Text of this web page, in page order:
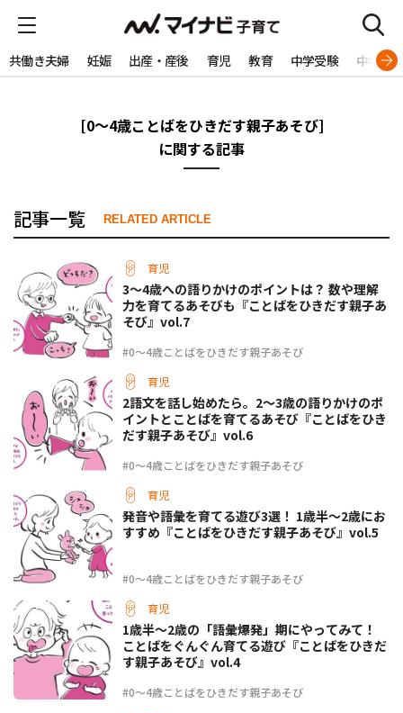
共働き夫婦 妊娠 出産・産後 育児 教育 中学受験 中学生
[0～4歳ことばをひきだす親子あそび]
に関する記事
記事一覧 RELATED ARTICLE
育児
#0～4歳ことばをひきだす親子あそび
3～4歳への語りかけのポイントは？ 数や理解
力を育てるあそびも『ことばをひきだす親子あ
そび』vol.7
育児
#0～4歳ことばをひきだす親子あそび
2語文を話し始めたら。2～3歳の語りかけのポ
イントとことばを育てるあそび『ことばをひき
だす親子あそび』vol.6
育児
#0～4歳ことばをひきだす親子あそび
発音や語彙を育てる遊び3選！ 1歳半～2歳にお
すすめ『ことばをひきだす親子あそび』vol.5
育児
#0～4歳ことばをひきだす親子あそび
1歳半～2歳の「語彙爆発」期にやってみて！
ことばをぐんぐん育てる遊び『ことばをひきだ
す親子あそび』vol.4